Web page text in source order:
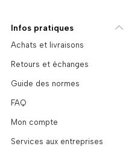
Infos pratiques
Achats et livraisons
Retours et échanges
Guide des normes
FAQ
Mon compte
Services aux entreprises